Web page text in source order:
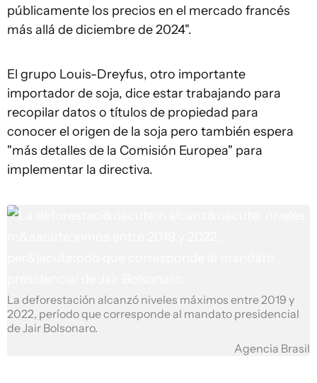
públicamente los precios en el mercado francés
más allá de diciembre de 2024".
El grupo Louis-Dreyfus, otro importante
importador de soja, dice estar trabajando para
recopilar datos o títulos de propiedad para
conocer el origen de la soja pero también espera
"más detalles de la Comisión Europea" para
implementar la directiva.
La deforestación alcanzó niveles máximos entre 2019 y
2022, período que corresponde al mandato presidencial
de Jair Bolsonaro.
Agencia Brasil